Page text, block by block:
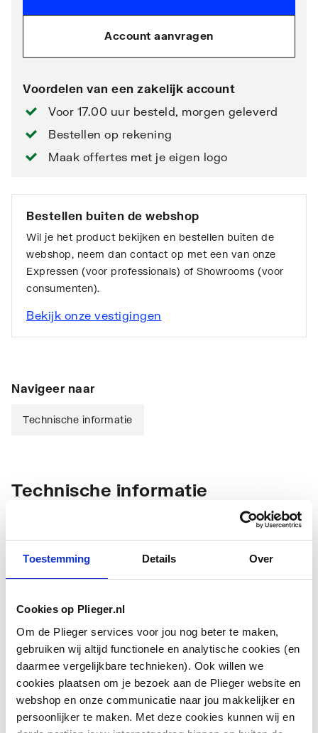
Toestemming Details Over
Cookies op Plieger.nl
Om de Plieger services voor jou nog beter te maken,
gebruiken wij altijd functionele en analytische cookies (en
daarmee vergelijkbare technieken). Ook willen we
cookies plaatsen om je bezoek aan de Plieger website en
webshop en onze communicatie naar jou makkelijker en
persoonlijker te maken. Met deze cookies kunnen wij en
Account aanvragen
Voordelen van een zakelijk account
Voor 17.00 uur besteld, morgen geleverd
Bestellen op rekening
Maak offertes met je eigen logo
Bestellen buiten de webshop
Wil je het product bekijken en bestellen buiten de
webshop, neem dan contact op met een van onze
Expressen (voor professionals) of Showrooms (voor
consumenten).
Bekijk onze vestigingen
Navigeer naar
Technische informatie
Technische informatie
Toebehoren/onderdelen
gasgeiser
Toebehoren/onderdelen
warmtapwaterbereider
Overig
Toebehoren Nee